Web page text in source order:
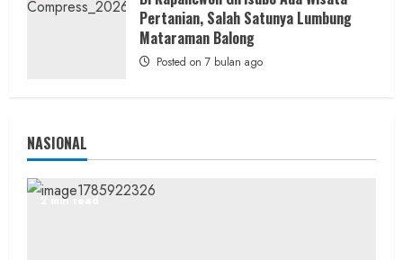
Pertanian, Salah Satunya Lumbung
Mataraman Balong
Posted on 7 bulan ago
NASIONAL
2 min read